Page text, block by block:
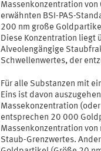
Massenkonzentration von
erwähnten BSI-PAS-
200 nm große
Diese Konzentration liegt
Alveolengängige
Schwellenwertes, der
Für alle Substanzen mit
Eins ist davon
Massekonzentration
entsprechen 20 000
Massenkonzentration
Staub-Grenzwertes.